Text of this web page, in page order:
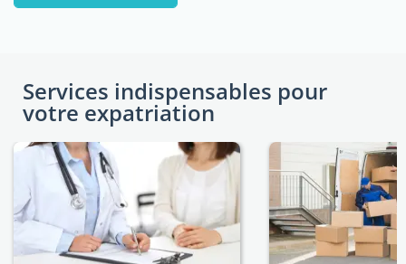
Services indispensables pour
votre expatriation